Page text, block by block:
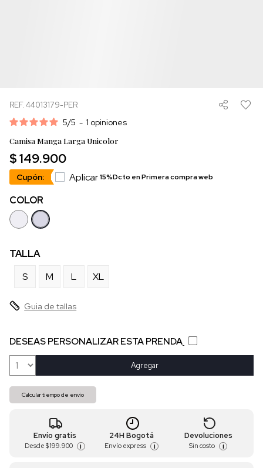
REF. 44013179-PER
5/5 - 1 opiniones
Camisa Manga Larga Unicolor
$ 149.900
Cupón: Aplicar15%Dcto en Primera compra web
COLOR
TALLA
S
M L XL
Guia de tallas
DESEAS PERSONALIZAR ESTA PRENDA
Agregar
Calcular tiempo de envío
Envío gratis
Desde $ 199.900 i
24H Bogotá
Envío express i
Devoluciones
Sin costo i